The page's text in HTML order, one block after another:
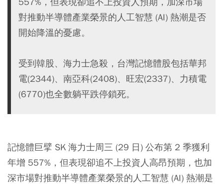
對推動半導體產業榮景的人工智慧 (AI) 熱潮是否
開始降溫的憂慮。
受到韓股、海力士急殺，台灣記憶體股包括華邦
電(2344)、南亞科(2408)、旺宏(2337)、力積電
(6770)也全數躺平跌停鎖死。
記憶體巨擘 SK 海力士周三 (29 日) 公布第 2 季獲利
年增 557%，但表現卻追不上投資人高昂預期，也加
深市場對推動半導體產業榮景的人工智慧 (AI) 熱潮是